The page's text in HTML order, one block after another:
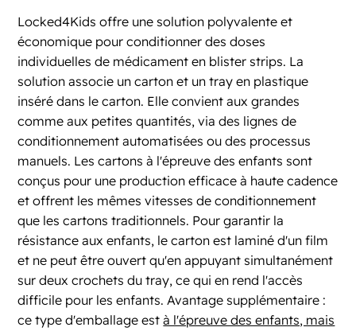
Locked4Kids offre une solution polyvalente et
économique pour conditionner des doses
individuelles de médicament en blister strips. La
solution associe un carton et un tray en plastique
inséré dans le carton. Elle convient aux grandes
comme aux petites quantités, via des lignes de
conditionnement automatisées ou des processus
manuels. Les cartons à l'épreuve des enfants sont
conçus pour une production efficace à haute cadence
et offrent les mêmes vitesses de conditionnement
que les cartons traditionnels. Pour garantir la
résistance aux enfants, le carton est laminé d'un film
et ne peut être ouvert qu'en appuyant simultanément
sur deux crochets du tray, ce qui en rend l'accès
difficile pour les enfants. Avantage supplémentaire :
ce type d'emballage està l'épreuve des enfants, mais